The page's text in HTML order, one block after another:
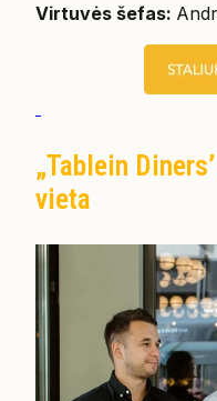
Virtuvės šefas:
„Tablein
vieta